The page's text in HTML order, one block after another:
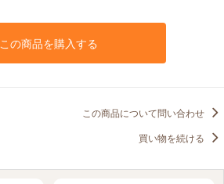
この商品を購入する
この商品について問い合わせ
買い物を続ける